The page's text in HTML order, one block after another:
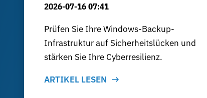
2026-07-16 07:41
Prüfen Sie Ihre Windows-Backup-
Infrastruktur auf Sicherheitslücken und
stärken Sie Ihre Cyberresilienz.
ARTIKEL LESEN